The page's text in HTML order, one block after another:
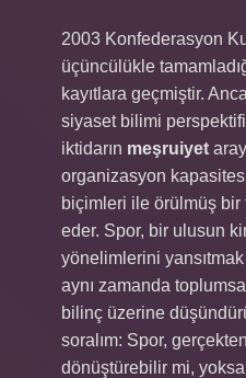
2003 Konfederasyon
üçüncülükle
kayıtlara geçmiştir.
siyaset bilimi
iktidarın meşruiyet
organizasyon
biçimleri ile örülmüş
eder. Spor, bir ulusun
yönelimlerini
aynı zamanda
bilinç üzerine
soralım: Spor,
dönüştürebilir mi,